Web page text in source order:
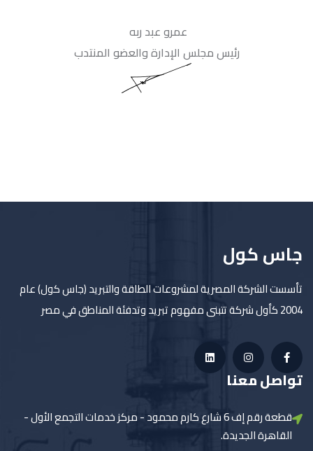
عمرو عبد ربه
رئيس مجلس الإدارة والعضو المنتدب
جاس كول
تأسست الشركة المصرية لمشروعات الطاقة والتبريد (جاس كول) عام
2004 كأول شركة تتبنى مفهوم تبريد وتدفئة المناطق في مصر
تواصل معنا
قطعة رقم إف 6 شارع كارم محمود - مركز خدمات التجمع الأول -
القاهرة الجديدة.